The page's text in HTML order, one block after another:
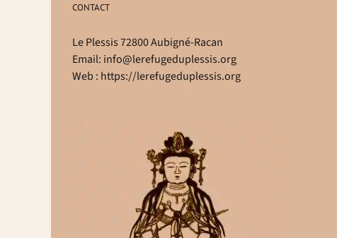
CONTACT
Le Plessis 72800 Aubigné-Racan
Email: info@lerefugeduplessis.org
Web : https://lerefugeduplessis.org